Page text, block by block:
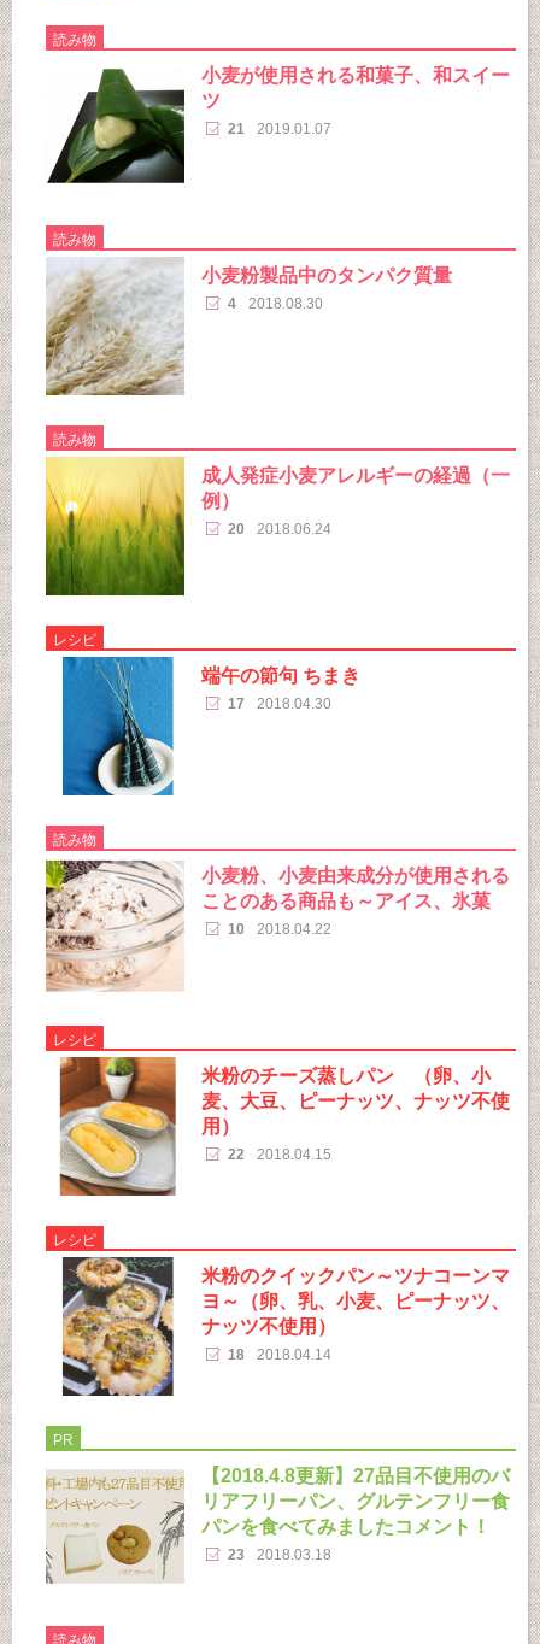
読み物
小麦が使用される和菓子、和スイー
ツ
21 2019.01.07
読み物
小麦粉製品中のタンパク質量
4 2018.08.30
読み物
成人発症小麦アレルギーの経過（一
例）
20 2018.06.24
レシピ
端午の節句 ちまき
17 2018.04.30
読み物
小麦粉、小麦由来成分が使用される
ことのある商品も～アイス、氷菓
10 2018.04.22
レシピ
米粉のチーズ蒸しパン （卵、小
麦、大豆、ピーナッツ、ナッツ不使
用）
22 2018.04.15
レシピ
米粉のクイックパン～ツナコーンマ
ヨ～（卵、乳、小麦、ピーナッツ、
ナッツ不使用）
18 2018.04.14
PR
【2018.4.8更新】27品目不使用のバ
リアフリーパン、グルテンフリー食
パンを食べてみましたコメント！
23 2018.03.18
読み物